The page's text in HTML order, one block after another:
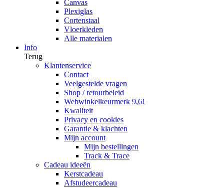
Canvas
Plexiglas
Cortenstaal
Vloerkleden
Alle materialen
Info
Terug
Klantenservice
Contact
Veelgestelde vragen
Shop / retourbeleid
Webwinkelkeurmerk 9,6!
Kwaliteit
Privacy en cookies
Garantie & klachten
Mijn account
Mijn bestellingen
Track & Trace
Cadeau ideeën
Kerstcadeau
Afstudeercadeau